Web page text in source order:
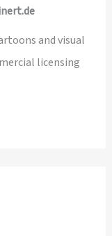
and visual
licensing